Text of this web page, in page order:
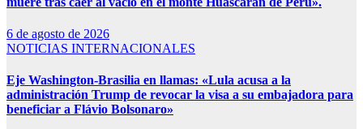
6 de agosto de 2026
NOTICIAS INTERNACIONALES
Eje Washington-Brasilia en llamas: «Lula acusa a la
administración Trump de revocar la visa a su embajadora para
beneficiar a Flávio Bolsonaro»